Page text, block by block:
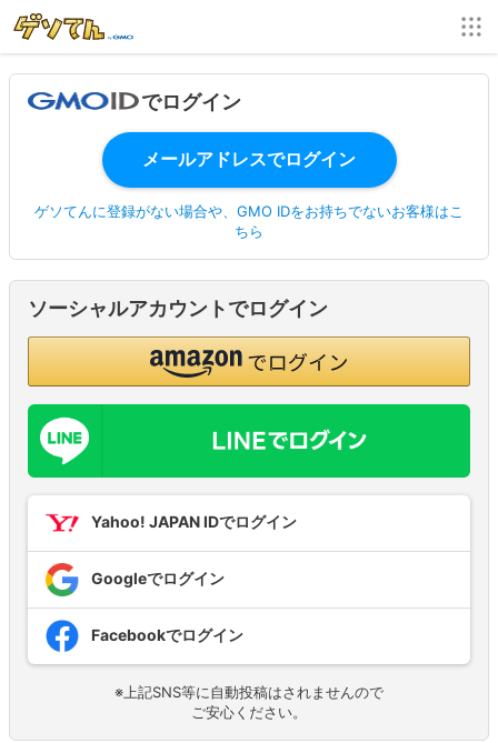
でログイン
ゲソてんに登録がない場合や、GMO IDをお持ちでないお客様はこ
ちら
ソーシャルアカウントでログイン
Yahoo! JAPAN IDでログイン
Googleでログイン
Facebookでログイン
※上記SNS等に自動投稿はされませんので
ご安心ください。